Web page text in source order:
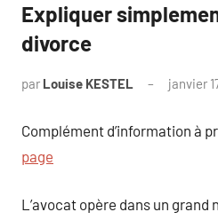
Expliquer
divorce
par Louise KESTEL janvier
Complément d’information à
page
L’avocat opère dans un